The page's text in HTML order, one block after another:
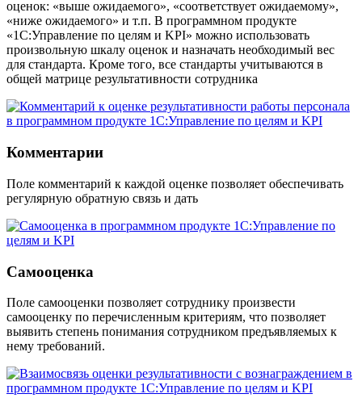
оценок: «выше ожидаемого», «соответствует ожидаемому»,
«ниже ожидаемого» и т.п. В программном продукте
«1С:Управление по целям и KPI» можно использовать
произвольную шкалу оценок и назначать необходимый вес
для стандарта. Кроме того, все стандарты учитываются в
общей матрице результативности сотрудника
Комментарии
Поле комментарий к каждой оценке позволяет обеспечивать
регулярную обратную связь и дать
Самооценка
Поле самооценки позволяет сотруднику произвести
самооценку по перечисленным критериям, что позволяет
выявить степень понимания сотрудником предъявляемых к
нему требований.